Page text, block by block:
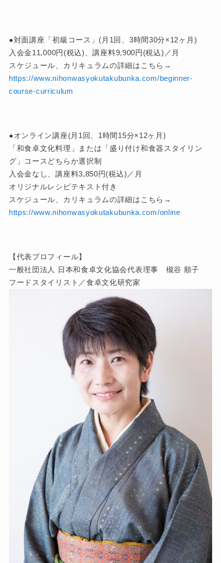
●対面講座「初級コース」(月1回、3時間30分×12ヶ月)
入会金11,000円(税込)、講座料9,900円(税込)／月
スケジュール、カリキュラムの詳細はこちら→
https://www.nihonwasyokutakubunka.com/beginner-
course-curriculum
●オンライン講座(月1回、1時間15分×12ヶ月)
「和食卓文化料理」または「盛り付け和食器スタイリン
グ」コースどちらか選択制
入会金なし、講座料3,850円(税込)／月
オリジナルレシピテキスト付き
スケジュール、カリキュラムの詳細はこちら→
https://www.nihonwasyokutakubunka.com/online
【代表プロフィール】
一般社団法人 日本和食卓文化協会代表理事 槻谷 順子
フードスタイリスト／食卓文化研究家